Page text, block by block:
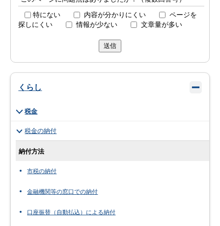
特にない 内容が分かりにくい
ページを
探しにくい
情報が少ない 文章量が多い
送信
くらし
税金
税金の納付
納付方法
市税の納付
金融機関等の窓口での納付
口座振替（自動払込）による納付